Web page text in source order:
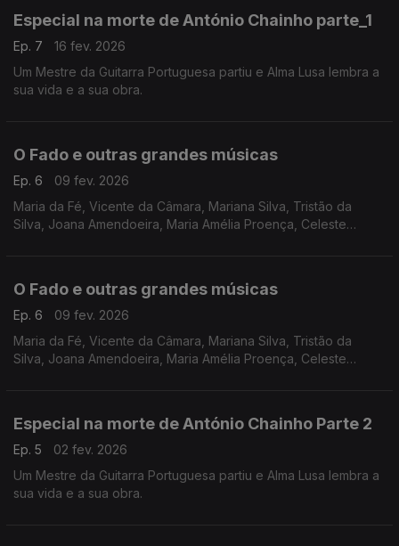
Especial na morte de António Chainho parte_1
Ep. 7
16 fev. 2026
Um Mestre da Guitarra Portuguesa partiu e Alma Lusa lembra a
sua vida e a sua obra.
O Fado e outras grandes músicas
Ep. 6
09 fev. 2026
Maria da Fé, Vicente da Câmara, Mariana Silva, Tristão da
Silva, Joana Amendoeira, Maria Amélia Proença, Celeste
O Fado e outras grandes músicas
Ep. 6
09 fev. 2026
Maria da Fé, Vicente da Câmara, Mariana Silva, Tristão da
Silva, Joana Amendoeira, Maria Amélia Proença, Celeste
Especial na morte de António Chainho Parte 2
Ep. 5
02 fev. 2026
Um Mestre da Guitarra Portuguesa partiu e Alma Lusa lembra a
sua vida e a sua obra.